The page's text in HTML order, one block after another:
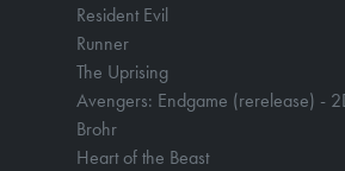
Resident Evil
Runner
The Uprising
Avengers: Endgame (rerelease) -
Brohr
Heart of the Beast